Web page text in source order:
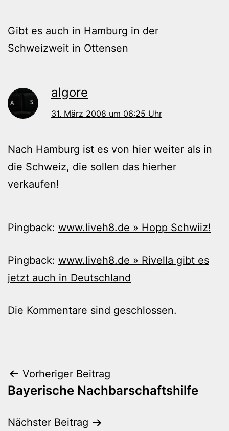
Gibt es auch in Hamburg in der
Schweizweit in Ottensen
algore
31. März 2008 um 06:25 Uhr
Nach Hamburg ist es von hier weiter als in
die Schweiz, die sollen das hierher
verkaufen!
Pingback: www.liveh8.de » Hopp Schwiiz!
Pingback: www.liveh8.de » Rivella gibt es
jetzt auch in Deutschland
Die Kommentare sind geschlossen.
Beitragsnavigation
Vorheriger Beitrag
Bayerische Nachbarschaftshilfe
Nächster Beitrag